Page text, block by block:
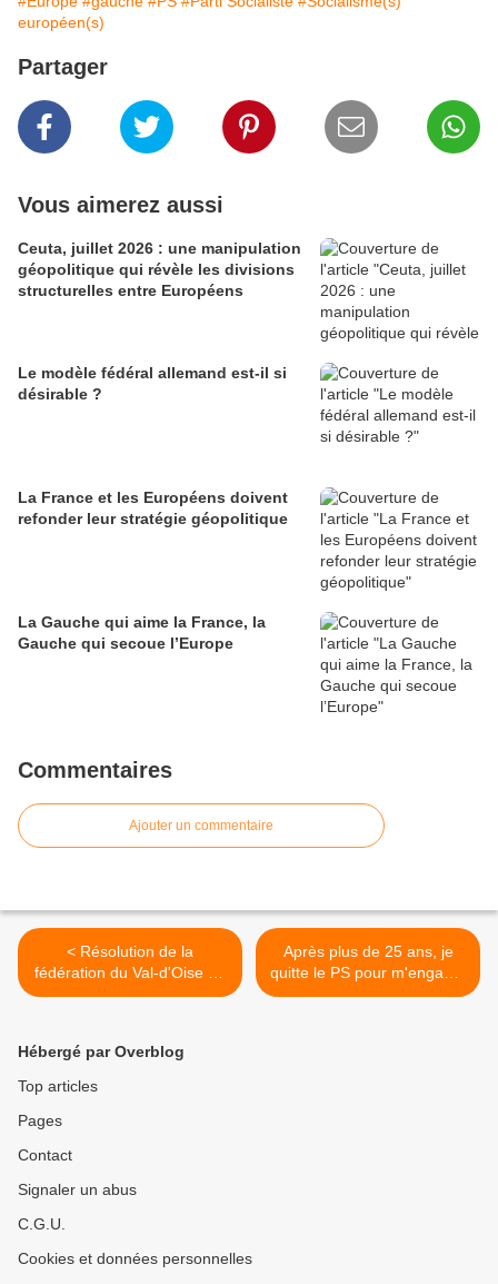
européen(s)
Partager
Vous aimerez aussi
Ceuta, juillet 2026 : une manipulation
géopolitique qui révèle les divisions
structurelles entre Européens
Le modèle fédéral allemand est-il si
désirable ?
La France et les Européens doivent
refonder leur stratégie géopolitique
La Gauche qui aime la France, la
Gauche qui secoue l’Europe
Commentaires
Ajouter un commentaire
< Résolution de la
fédération du Val-d'Oise du
Parti socialiste contre la
Après plus de 25 ans, je
quitte le PS pour m'engager
dans la construction d'une
Hébergé par Overblog
Top articles
Pages
Contact
Signaler un abus
C.G.U.
Cookies et données personnelles